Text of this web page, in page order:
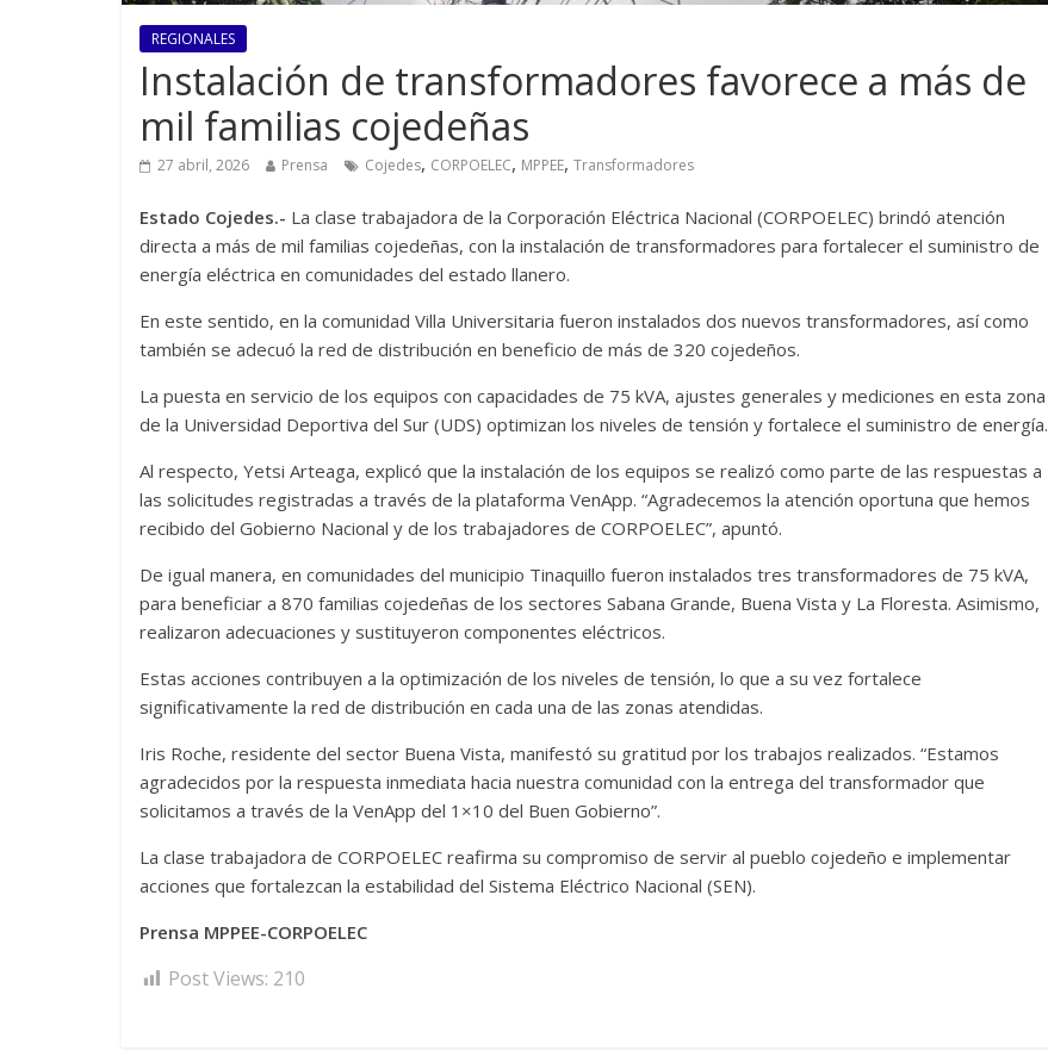
REGIONALES
Instalación de transformadores favorece a más de
mil familias cojedeñas
27 abril, 2026 Prensa Cojedes, CORPOELEC, MPPEE, Transformadores
Estado Cojedes.- La clase trabajadora de la Corporación Eléctrica Nacional (CORPOELEC) brindó atención
directa a más de mil familias cojedeñas, con la instalación de transformadores para fortalecer el suministro de
energía eléctrica en comunidades del estado llanero.
En este sentido, en la comunidad Villa Universitaria fueron instalados dos nuevos transformadores, así como
también se adecuó la red de distribución en beneficio de más de 320 cojedeños.
La puesta en servicio de los equipos con capacidades de 75 kVA, ajustes generales y mediciones en esta zona
de la Universidad Deportiva del Sur (UDS) optimizan los niveles de tensión y fortalece el suministro de energía.
Al respecto, Yetsi Arteaga, explicó que la instalación de los equipos se realizó como parte de las respuestas a
las solicitudes registradas a través de la plataforma VenApp. “Agradecemos la atención oportuna que hemos
recibido del Gobierno Nacional y de los trabajadores de CORPOELEC”, apuntó.
De igual manera, en comunidades del municipio Tinaquillo fueron instalados tres transformadores de 75 kVA,
para beneficiar a 870 familias cojedeñas de los sectores Sabana Grande, Buena Vista y La Floresta. Asimismo,
realizaron adecuaciones y sustituyeron componentes eléctricos.
Estas acciones contribuyen a la optimización de los niveles de tensión, lo que a su vez fortalece
significativamente la red de distribución en cada una de las zonas atendidas.
Iris Roche, residente del sector Buena Vista, manifestó su gratitud por los trabajos realizados. “Estamos
agradecidos por la respuesta inmediata hacia nuestra comunidad con la entrega del transformador que
solicitamos a través de la VenApp del 1×10 del Buen Gobierno”.
La clase trabajadora de CORPOELEC reafirma su compromiso de servir al pueblo cojedeño e implementar
acciones que fortalezcan la estabilidad del Sistema Eléctrico Nacional (SEN).
Prensa MPPEE-CORPOELEC
Post Views: 210